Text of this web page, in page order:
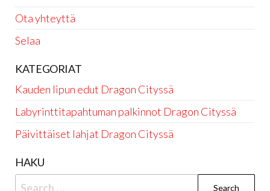
Ota yhteyttä
Selaa
KATEGORIAT
Kauden lipun edut Dragon Cityssä
Labyrinttitapahtuman palkinnot Dragon Cityssä
Päivittäiset lahjat Dragon Cityssä
HAKU
Search